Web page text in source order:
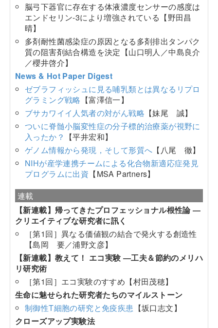
脳弓下器官に存在する体液濃度センサーの感度は
エンドセリン-3により増強されている【野田昌
晴】
多剤耐性菌感染症の原因となる多剤排出タンパク
質の阻害剤結合構造を決定【山口明人／中島良介
／櫻井啓介】
News & Hot Paper Digest
ゼブラフィッシュに見る哺乳類とは異なるリプロ
グラミング戦略 【富澤信一】
ブサカワイイ人気者の対がん戦略 【妹尾 誠】
ついに脊髄小脳変性症の分子標的治療薬が視野に
入ったか？
【平井宏和】
ゲノム情報から発現，そして形質へ 【八尾 徹】
NIHが産学連携チームによる化合物新適応症発見
プログラムに出資 【MSA Partners】
連載
【新連載】帰ってきたプロフェッショナル根性論 ―
クリエイティブな研究者に訊く
［第1回］異なる価値観の結合で発火する創造性
【島岡 要／浦野文彦】
【新連載】教えて！ エコ実験 ―工夫＆節約のメリハ
リ研究術
［第1回］エコ実験のすすめ【村田茂穂】
生命に魅せられた研究者たちのマイルストーン
制御性T細胞の研究と免疫疾患 【坂口志文】
クローズアップ実験法